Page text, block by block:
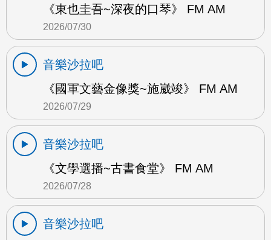
《東也圭吾~深夜的口琴》 FM AM
2026/07/30
音樂沙拉吧
《國軍文藝金像獎~施崴竣》 FM AM
2026/07/29
音樂沙拉吧
《文學選播~古書食堂》 FM AM
2026/07/28
音樂沙拉吧